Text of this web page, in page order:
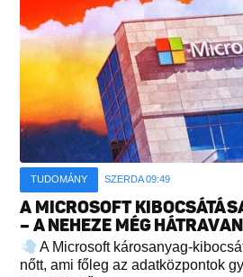
TUDOMÁNY SZERDA 09:49
A MICROSOFT
– A NEHEZE MÉG HÁTRAVAN
A Microsoft károsanyag-
nőtt, ami főleg az adatközpontok